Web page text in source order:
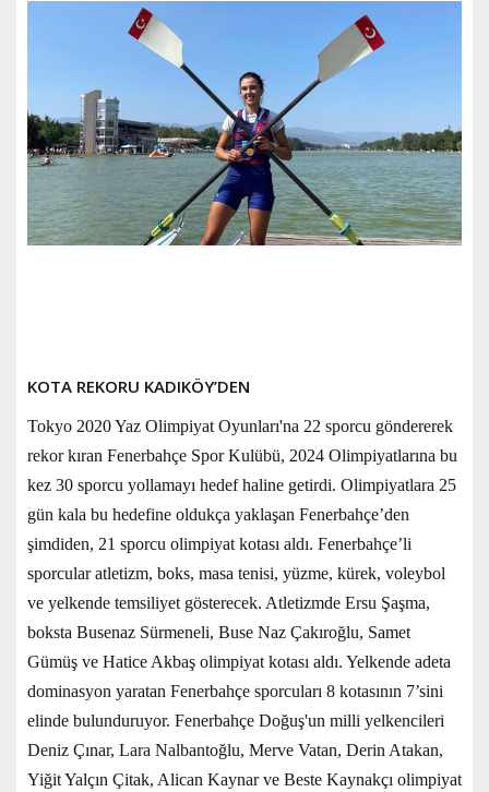
KOTA REKORU KADIKÖY’DEN
Tokyo 2020 Yaz Olimpiyat Oyunları'na 22 sporcu göndererek
rekor kıran Fenerbahçe Spor Kulübü, 2024 Olimpiyatlarına bu
kez 30 sporcu yollamayı hedef haline getirdi. Olimpiyatlara 25
gün kala bu hedefine oldukça yaklaşan Fenerbahçe’den
şimdiden, 21 sporcu olimpiyat kotası aldı. Fenerbahçe’li
sporcular atletizm, boks, masa tenisi, yüzme, kürek, voleybol
ve yelkende temsiliyet gösterecek. Atletizmde Ersu Şaşma,
boksta Busenaz Sürmeneli, Buse Naz Çakıroğlu, Samet
Gümüş ve Hatice Akbaş olimpiyat kotası aldı. Yelkende adeta
dominasyon yaratan Fenerbahçe sporcuları 8 kotasının 7’sini
elinde bulunduruyor. Fenerbahçe Doğuş'un milli yelkencileri
Deniz Çınar, Lara Nalbantoğlu, Merve Vatan, Derin Atakan,
Yiğit Yalçın Çitak, Alican Kaynar ve Beste Kaynakçı olimpiyat